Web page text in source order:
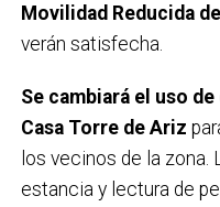
Movilidad Reducida
verán satisfecha.
Se cambiará el uso
Casa Torre de Ariz
los vecinos de la zona.
estancia y lectura de